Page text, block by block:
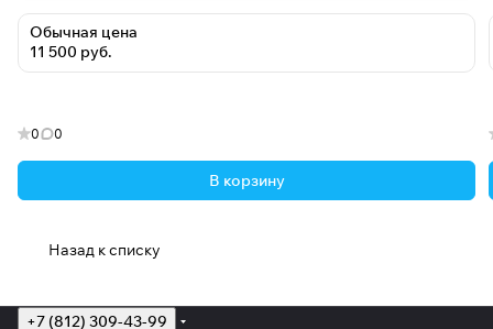
Обычная цена
11 500 руб.
0 0
В корзину
Назад к списку
+7 (812) 309-43-99